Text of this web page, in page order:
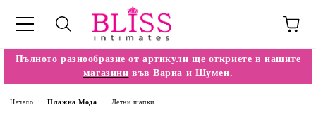
Пълното разнообразие от артикули ще откриете в нашите
магазини във Варна и Шумен.
Начало Плажна Мода Летни шапки